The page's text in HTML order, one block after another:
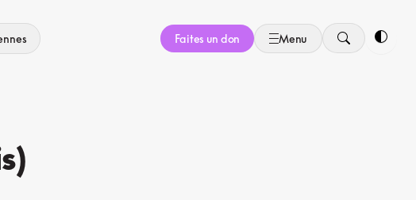
Faites un don Menu